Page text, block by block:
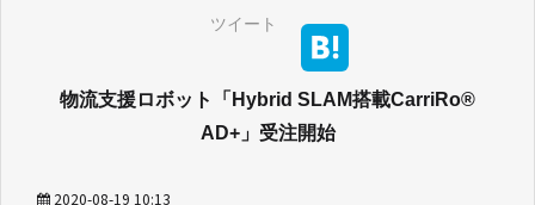
ツイート
物流支援ロボット「Hybrid SLAM搭載CarriRo®
AD+」受注開始
2020-08-19 10:13